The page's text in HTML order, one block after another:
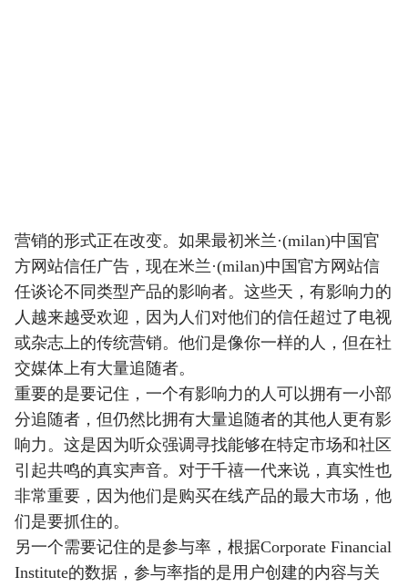
营销的形式正在改变。如果最初米兰·(milan)中国官
方网站信任广告，现在米兰·(milan)中国官方网站信
任谈论不同类型产品的影响者。这些天，有影响力的
人越来越受欢迎，因为人们对他们的信任超过了电视
或杂志上的传统营销。他们是像你一样的人，但在社
交媒体上有大量追随者。
重要的是要记住，一个有影响力的人可以拥有一小部
分追随者，但仍然比拥有大量追随者的其他人更有影
响力。这是因为听众强调寻找能够在特定市场和社区
引起共鸣的真实声音。对于千禧一代来说，真实性也
非常重要，因为他们是购买在线产品的最大市场，他
们是要抓住的。
另一个需要记住的是参与率，根据Corporate Financial
Institute的数据，参与率指的是用户创建的内容与关